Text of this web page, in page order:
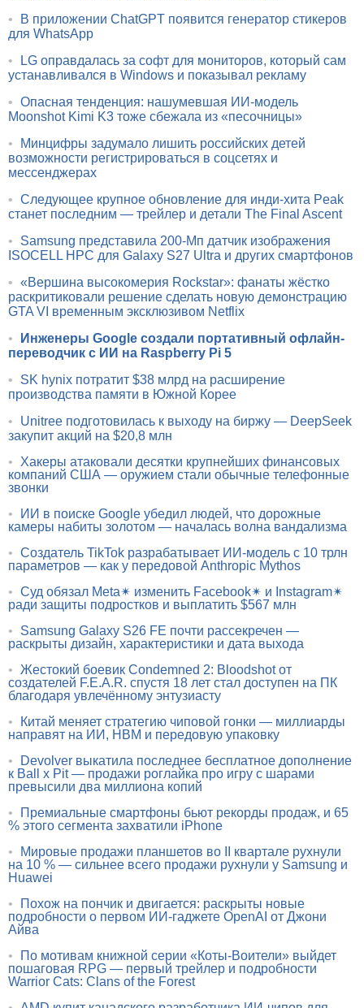
•
В приложении ChatGPT появится генератор стикеров
для WhatsApp
•
LG оправдалась за софт для мониторов, который сам
устанавливался в Windows и показывал рекламу
• Опасная тенденция: нашумевшая ИИ-модель
Moonshot Kimi K3 тоже сбежала из «песочницы»
•
Минцифры задумало лишить российских детей
возможности регистрироваться в соцсетях и
мессенджерах
• Следующее крупное обновление для инди-хита Peak
станет последним — трейлер и детали The Final Ascent
•
Samsung представила 200-Мп датчик изображения
ISOCELL HPC для Galaxy S27 Ultra и других смартфонов
• «Вершина высокомерия Rockstar»: фанаты жёстко
раскритиковали решение сделать новую демонстрацию
GTA VI временным эксклюзивом Netflix
•
Инженеры Google создали портативный офлайн-
переводчик с ИИ на Raspberry Pi 5
•
SK hynix потратит $38 млрд на расширение
производства памяти в Южной Корее
•
Unitree подготовилась к выходу на биржу — DeepSeek
закупит акций на $20,8 млн
•
Хакеры атаковали десятки крупнейших финансовых
компаний США — оружием стали обычные телефонные
звонки
•
ИИ в поиске Google убедил людей, что дорожные
камеры набиты золотом — началась волна вандализма
• Создатель TikTok разрабатывает ИИ-модель с 10 трлн
параметров — как у передовой Anthropic Mythos
• Суд обязал Meta✴ изменить Facebook✴ и Instagram✴
ради защиты подростков и выплатить $567 млн
•
Samsung Galaxy S26 FE почти рассекречен —
раскрыты дизайн, характеристики и дата выхода
• Жестокий боевик Condemned 2: Bloodshot от
создателей F.E.A.R. спустя 18 лет стал доступен на ПК
благодаря увлечённому энтузиасту
•
Китай меняет стратегию чиповой гонки — миллиарды
направят на ИИ, HBM и передовую упаковку
•
Devolver выкатила последнее бесплатное дополнение
к Ball x Pit — продажи роглайка про игру с шарами
превысили два миллиона копий
•
Премиальные смартфоны бьют рекорды продаж, и 65
% этого сегмента захватили iPhone
•
Мировые продажи планшетов во II квартале рухнули
на 10 % — сильнее всего продажи рухнули у Samsung и
Huawei
•
Похож на пончик и двигается: раскрыты новые
подробности о первом ИИ-гаджете OpenAI от Джони
Айва
•
По мотивам книжной серии «Коты-Воители» выйдет
пошаговая RPG — первый трейлер и подробности
Warrior Cats: Clans of the Forest